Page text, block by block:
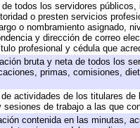
todos los servidores
o presten servicios
o nombramiento asignado,
y dirección de correo
profesional y cédula que
bruta y neta de todos los
primas, comisiones,
actividades de los titulares
de trabajo a las que
contenida en las minutas,